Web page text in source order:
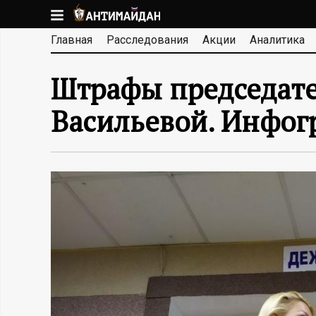
к
основномуА
Н
Т
И
М
Й
Д
Главная Расследования Акции Аналитика
Штрафы
Васильевой.